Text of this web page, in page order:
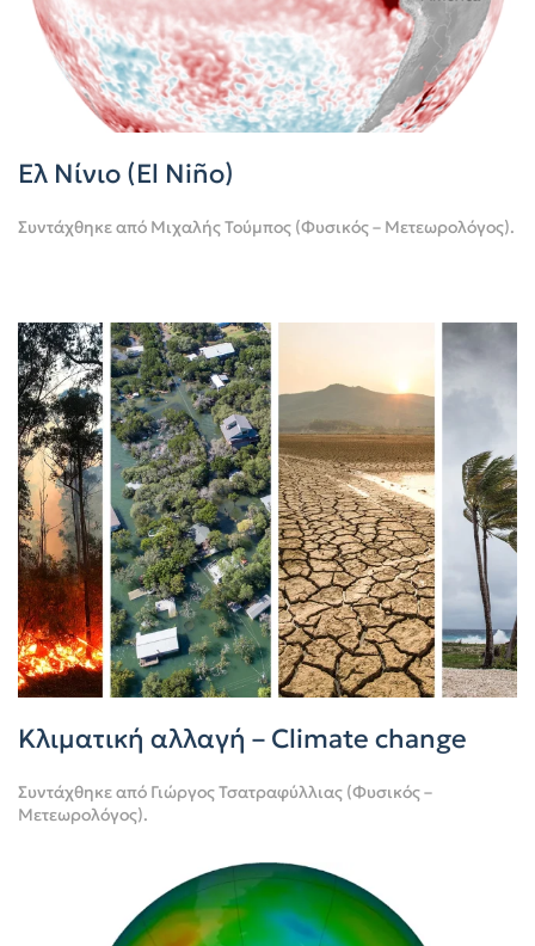
Ελ Νίνιο (El Niño)
Συντάχθηκε από Μιχαλής Τούμπος (Φυσικός – Μετεωρολόγος).
Kλιματική αλλαγή – Climate change
Συντάχθηκε από Γιώργος Τσατραφύλλιας (Φυσικός –
Μετεωρολόγος).